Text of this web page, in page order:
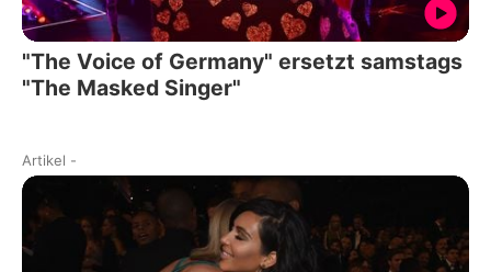
"The Voice of Germany" ersetzt samstags
"The Masked Singer"
Artikel -